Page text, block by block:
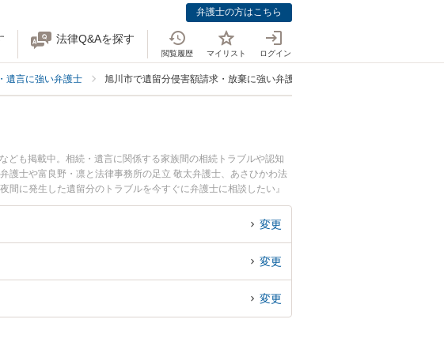
弁護士の方はこちら
法律Q&Aを探す
閲覧履歴 マイリスト ログイン
遺言に強い弁護士 旭川市で遺留分侵害額請求・放棄に強い弁護士
も掲載中。相続・遺言に関係する家族間の相続トラブルや認知
護士や富良野・凛と法律事務所の足立 敬太弁護士、あさひかわ法
に発生した遺留分のトラブルを今すぐに弁護士に相談したい』
市内の弁護士に相談予約したい』などでお困りの相談者さんにお
変更
変更
変更